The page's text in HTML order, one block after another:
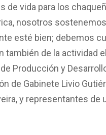
de vida para los
nosotros
esté bien; debemos
también de la actividad
Producción y
de Gabinete Livio
y representantes